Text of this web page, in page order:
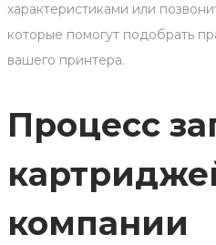
характеристиками или
которые помогут подобрать
вашего принтера.
Процесс
компании